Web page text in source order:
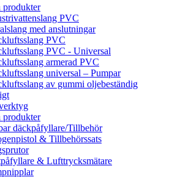
produkter
PVC
med anslutningar
PVC
PVC - Universal
armerad PVC
universal – Pumpar
av gummi oljebeständig
produkter
däckpåfyllare/Tillbehör
& Tillbehörssats
& Lufttrycksmätare